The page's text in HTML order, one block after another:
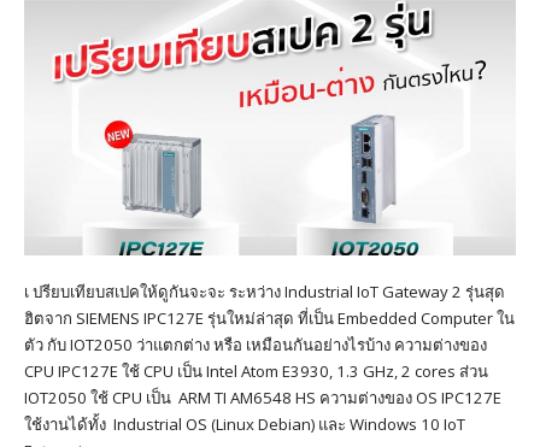
เ ปรียบเทียบสเปคให้ดูกันจะจะ ระหว่าง Industrial IoT Gateway 2 รุ่นสุด
ฮิตจาก SIEMENS IPC127E รุ่นใหม่ล่าสุด ที่เป็น Embedded Computer ใน
ตัว กับ IOT2050 ว่าแตกต่าง หรือ เหมือนกันอย่างไรบ้าง ความต่างของ
CPU IPC127E ใช้ CPU เป็น Intel Atom E3930, 1.3 GHz, 2 cores ส่วน
IOT2050 ใช้ CPU เป็น ARM TI AM6548 HS ความต่างของ OS IPC127E
ใช้งานได้ทั้ง Industrial OS (Linux Debian) และ Windows 10 IoT